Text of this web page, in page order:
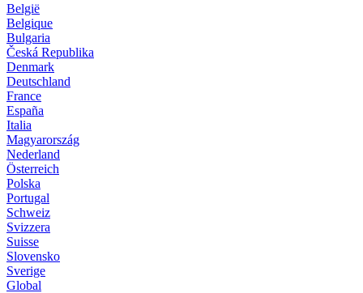
België
Belgique
Bulgaria
Česká Republika
Denmark
Deutschland
France
España
Italia
Magyarország
Nederland
Österreich
Polska
Portugal
Schweiz
Svizzera
Suisse
Slovensko
Sverige
Global